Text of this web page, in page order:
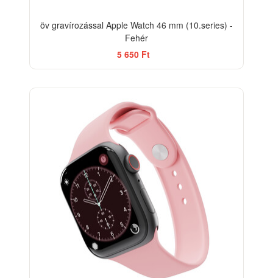
öv gravírozással Apple Watch 46 mm (10.series) -
Fehér
5 650 Ft